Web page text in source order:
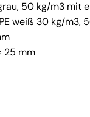
grau, 50 kg/m3
weiß 30 kg/m3,
25 mm